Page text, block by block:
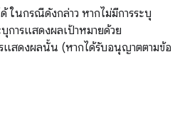
ในกรณีดังกล่าว หากไม่มีการระบุ
การแสดงผลเป้าหมายด้วย
แสดงผลนั้น (หากได้รับอนุญาตตามข้อ